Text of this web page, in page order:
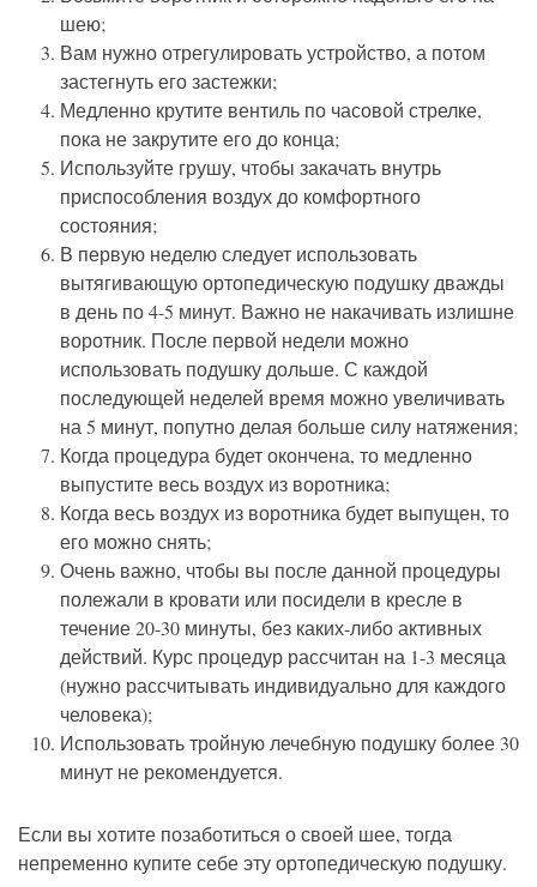
шею;
Вам нужно отрегулировать устройство, а потом
застегнуть его застежки;
Медленно крутите вентиль по часовой стрелке,
пока не закрутите его до конца;
Используйте грушу, чтобы закачать внутрь
приспособления воздух до комфортного
состояния;
В первую неделю следует использовать
вытягивающую ортопедическую подушку дважды
в день по 4-5 минут. Важно не накачивать излишне
воротник. После первой недели можно
использовать подушку дольше. С каждой
последующей неделей время можно увеличивать
на 5 минут, попутно делая больше силу натяжения;
Когда процедура будет окончена, то медленно
выпустите весь воздух из воротника;
Когда весь воздух из воротника будет выпущен, то
его можно снять;
Очень важно, чтобы вы после данной процедуры
полежали в кровати или посидели в кресле в
течение 20-30 минуты, без каких-либо активных
действий. Курс процедур рассчитан на 1-3 месяца
(нужно рассчитывать индивидуально для каждого
человека);
Использовать тройную лечебную подушку более 30
минут не рекомендуется.
Если вы хотите позаботиться о своей шее, тогда
непременно купите себе эту ортопедическую подушку.